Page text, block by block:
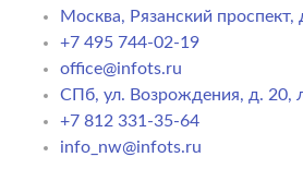
Москва, Рязанский проспект,
+7 495 744-02-19
office@infots.ru
СПб, ул. Возрождения, д. 20,
+7 812 331-35-64
info_nw@infots.ru